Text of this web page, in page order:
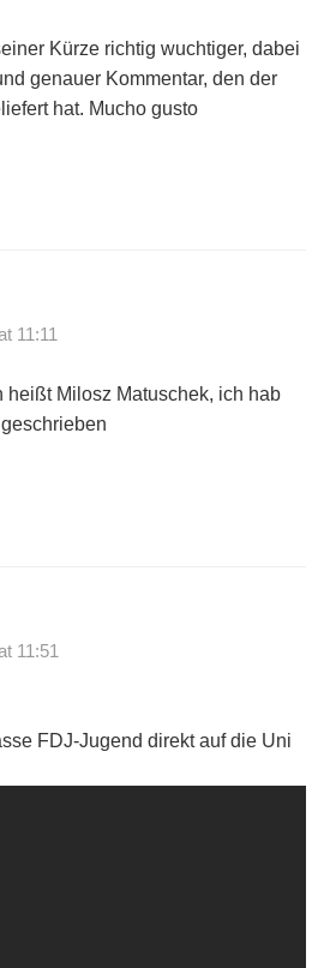
Kürze richtig wuchtiger, dabei
genauer Kommentar, den der
hat. Mucho gusto
11:11
heißt Milosz Matuschek, ich hab
11:51
FDJ-Jugend direkt auf die Uni